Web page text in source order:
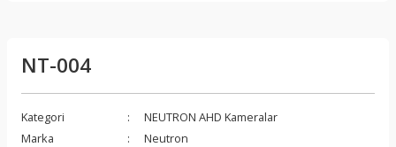
NT-004
Kategori
NEUTRON AHD Kameralar
Marka
Neutron